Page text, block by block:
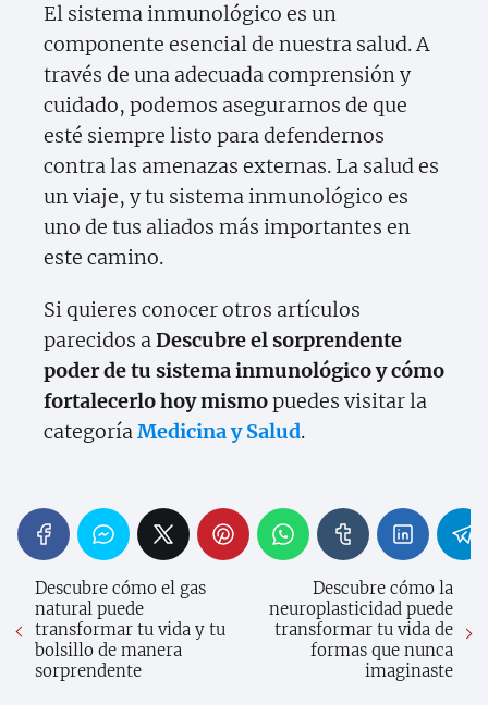
El sistema inmunológico es un
componente esencial de nuestra salud. A
través de una adecuada comprensión y
cuidado, podemos asegurarnos de que
esté siempre listo para defendernos
contra las amenazas externas. La salud es
un viaje, y tu sistema inmunológico es
uno de tus aliados más importantes en
este camino.
Si quieres conocer otros artículos
parecidos aDescubre el sorprendente
poder de tu sistema inmunológico y cómo
fortalecerlo hoy mismopuedes visitar la
categoríaMedicina y Salud.
Descubre cómo el gas
natural puede
transformar tu vida y tu
bolsillo de manera
sorprendente
Descubre cómo la
neuroplasticidad puede
transformar tu vida de
formas que nunca
imaginaste